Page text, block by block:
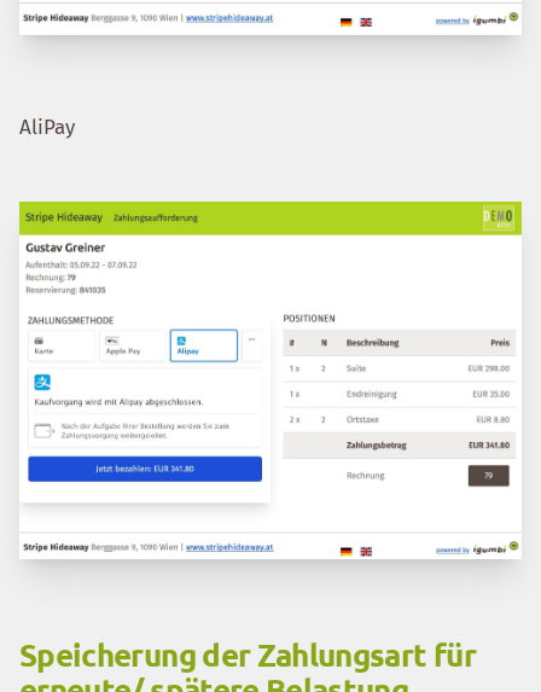
AliPay
Speicherung der Zahlungsart für